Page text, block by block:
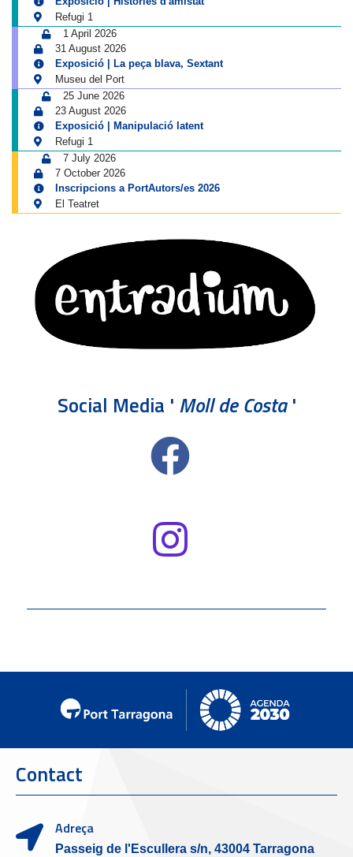
Refugi 1
1 April 2026
31 August 2026
Exposició | La peça blava, Sextant
Museu del Port
25 June 2026
23 August 2026
Exposició | Manipulació latent
Refugi 1
7 July 2026
7 October 2026
Inscripcions a PortAutors/es 2026
El Teatret
Social Media ' Moll de Costa'
Contact
Adreça
Passeig de l'Escullera s/n, 43004 Tarragona